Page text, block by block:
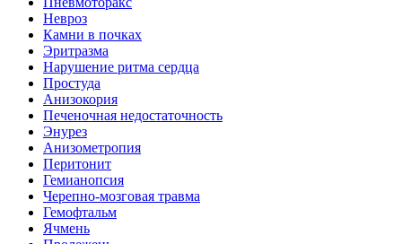
Невроз
Камни в почках
Эритразма
Нарушение ритма сердца
Простуда
Анизокория
Печеночная недостаточность
Энурез
Анизометропия
Перитонит
Гемианопсия
Черепно-мозговая травма
Гемофтальм
Ячмень